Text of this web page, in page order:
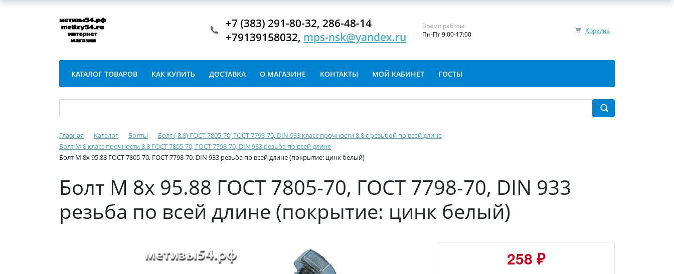
Корзина
+7 (383) 291-80-32, 286-48-14
+79139158032, mps-nsk@yandex.ru
Время работы:
Пн-Пт 9:00-17:00
КАТАЛОГ ТОВАРОВ КАК КУПИТЬ ДОСТАВКА О МАГАЗИНЕ КОНТАКТЫ МОЙ КАБИНЕТ ГОСТЫ
Главная Каталог Болты
Болт ( 8.8) ГОСТ 7805-70, ГОСТ 7798-70, DIN 933 класс прочности 8.8 с резьбой по всей длине
Болт М 8 класс прочности 8.8 ГОСТ 7805-70, ГОСТ 7798-70, DIN 933 резьба по всей длине
Болт М 8х 95.88 ГОСТ 7805-70, ГОСТ 7798-70, DIN 933 резьба по всей длине (покрытие: цинк белый)
Болт М 8х 95.88 ГОСТ 7805-70, ГОСТ 7798-70, DIN 933
резьба по всей длине (покрытие: цинк белый)
258 ₽